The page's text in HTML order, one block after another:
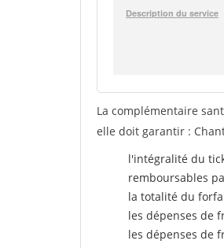
La complémentaire
elle doit garantir :
l'intégralité du
remboursables
la totalité du
les dépenses de
les dépenses de